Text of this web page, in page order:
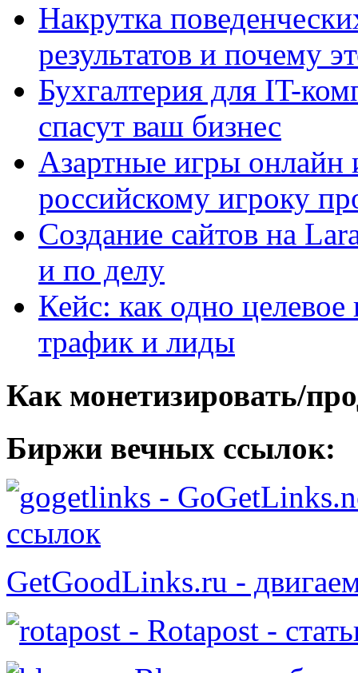
Накрутка
результатов и почему
Бухгалтерия для IT-
спасут ваш бизнес
Азартные игры онлайн
российскому игроку
Создание сайтов на
и по делу
Кейс: как одно
трафик и лиды
Как монетизировать/
Биржи вечных ссылок:
-
ссылок
GetGoodLinks.ru -
- Rotapost -